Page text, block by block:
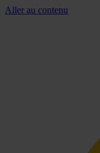
Aller au contenu